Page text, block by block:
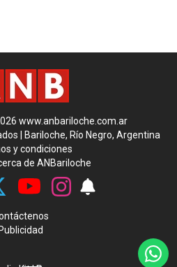
www.anbariloche.com.ar
| Bariloche, Río Negro, Argentina
y condiciones
de ANBariloche
Publicidad